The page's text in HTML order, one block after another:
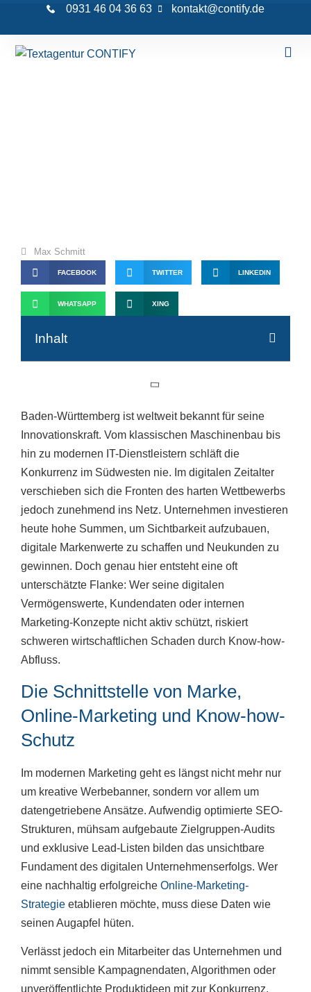
0931 46 04 36 63 kontakt@contify.de
Max Schmitt
FACEBOOK TWITTER LINKEDIN
WHATSAPP XING
Inhalt
Baden-Württemberg ist weltweit bekannt für seine
Innovationskraft. Vom klassischen Maschinenbau bis
hin zu modernen IT-Dienstleistern schläft die
Konkurrenz im Südwesten nie. Im digitalen Zeitalter
verschieben sich die Fronten des harten Wettbewerbs
jedoch zunehmend ins Netz. Unternehmen investieren
heute hohe Summen, um Sichtbarkeit aufzubauen,
digitale Markenwerte zu schaffen und Neukunden zu
gewinnen. Doch genau hier entsteht eine oft
unterschätzte Flanke: Wer seine digitalen
Vermögenswerte, Kundendaten oder internen
Marketing-Konzepte nicht aktiv schützt, riskiert
schweren wirtschaftlichen Schaden durch Know-how-
Abfluss.
Die Schnittstelle von Marke,
Online-Marketing und Know-how-
Schutz
Im modernen Marketing geht es längst nicht mehr nur
um kreative Werbebanner, sondern vor allem um
datengetriebene Ansätze. Aufwendig optimierte SEO-
Strukturen, mühsam aufgebaute Zielgruppen-Audits
und exklusive Lead-Listen bilden das unsichtbare
Fundament des digitalen Unternehmenserfolgs. Wer
eine nachhaltig erfolgreiche Online-Marketing-
Strategie etablieren möchte, muss diese Daten wie
seinen Augapfel hüten.
Verlässt jedoch ein Mitarbeiter das Unternehmen und
nimmt sensible Kampagnendaten, Algorithmen oder
unveröffentlichte Produktideen mit zur Konkurrenz,